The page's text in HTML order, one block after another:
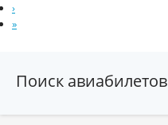
›
»
Поиск авиабилетов